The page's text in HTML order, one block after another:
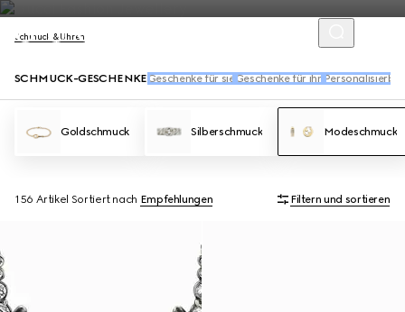
Schmuck & Uhren
SCHMUCK-GESCHENKE Geschenke für sie Geschenke für ihn
Goldschmuck Silberschmuck Modeschmuck
156 Artikel Sortiert nach Empfehlungen Filtern und sortieren